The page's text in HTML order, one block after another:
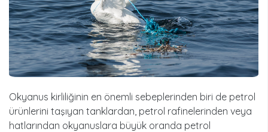
Okyanus kirliliğinin en önemli sebeplerinden biri de petrol
ürünlerini taşıyan tanklardan, petrol rafinelerinden veya
hatlarından okyanuslara büyük oranda petrol